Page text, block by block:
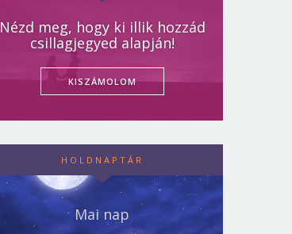
Nézd meg, hogy ki illik hozzád
csillagjegyed alapján!
KISZÁMOLOM
HOLDNAPTÁR
Mai nap